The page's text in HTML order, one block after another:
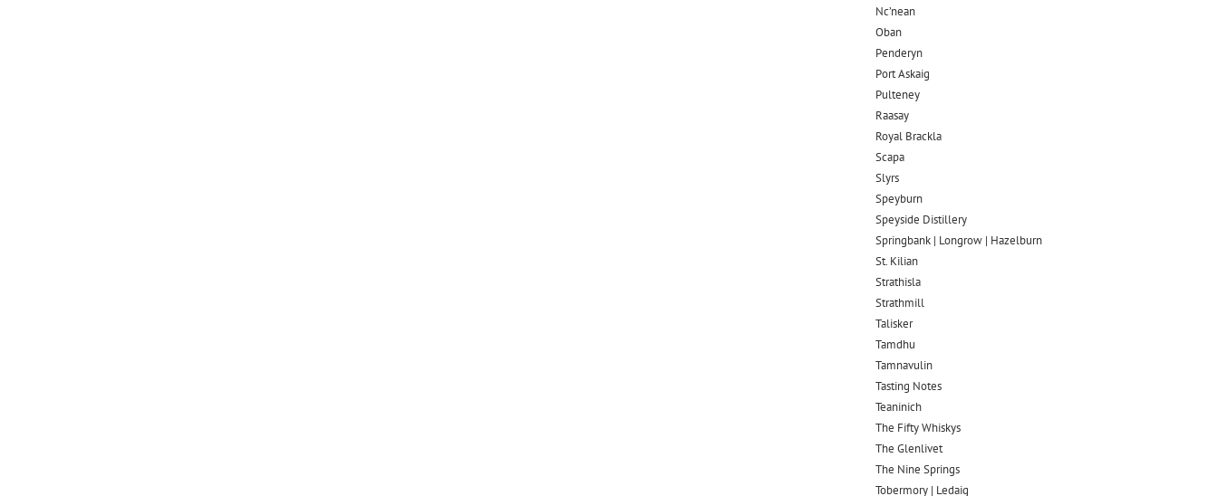
Nc’nean
Oban
Penderyn
Port Askaig
Pulteney
Raasay
Royal Brackla
Scapa
Slyrs
Speyburn
Speyside Distillery
Springbank | Longrow | Hazelburn
St. Kilian
Strathisla
Strathmill
Talisker
Tamdhu
Tamnavulin
Tasting Notes
Teaninich
The Fifty Whiskys
The Glenlivet
The Nine Springs
Tobermory | Ledaig